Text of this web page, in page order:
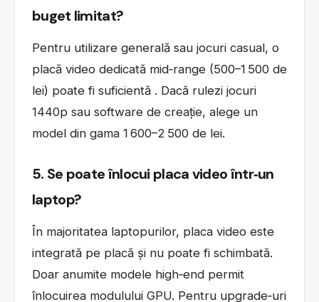
buget limitat?
Pentru utilizare generală sau jocuri casual, o
placă video dedicată mid‑range (500–1 500 de
lei) poate fi suficientă . Dacă rulezi jocuri
1440p sau software de creație, alege un
model din gama 1 600–2 500 de lei.
5. Se poate înlocui placa video într‑un
laptop?
În majoritatea laptopurilor, placa video este
integrată pe placă și nu poate fi schimbată.
Doar anumite modele high‑end permit
înlocuirea modulului GPU. Pentru upgrade‑uri